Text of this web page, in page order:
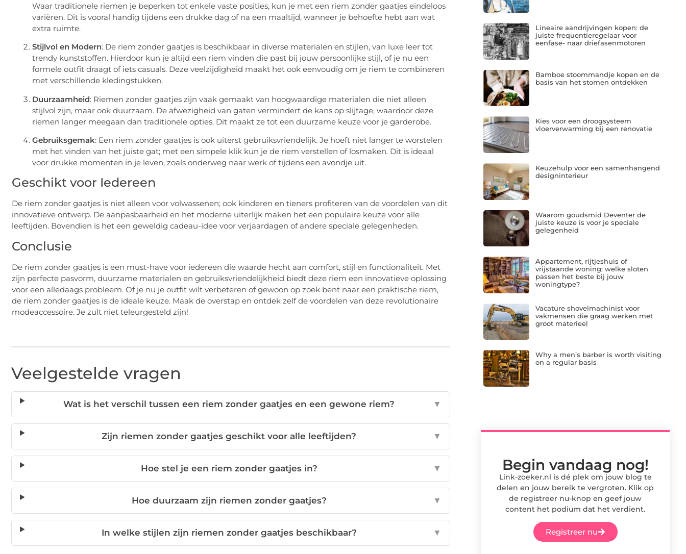
Waar traditionele riemen je beperken tot enkele vaste posities, kun je met een riem zonder gaatjes eindeloos
variëren. Dit is vooral handig tijdens een drukke dag of na een maaltijd, wanneer je behoefte hebt aan wat
extra ruimte.
Stijlvol en Modern: De riem zonder gaatjes is beschikbaar in diverse materialen en stijlen, van luxe leer tot
trendy kunststoffen. Hierdoor kun je altijd een riem vinden die past bij jouw persoonlijke stijl, of je nu een
formele outfit draagt of iets casuals. Deze veelzijdigheid maakt het ook eenvoudig om je riem te combineren
met verschillende kledingstukken.
Duurzaamheid: Riemen zonder gaatjes zijn vaak gemaakt van hoogwaardige materialen die niet alleen
stijlvol zijn, maar ook duurzaam. De afwezigheid van gaten vermindert de kans op slijtage, waardoor deze
riemen langer meegaan dan traditionele opties. Dit maakt ze tot een duurzame keuze voor je garderobe.
Gebruiksgemak: Een riem zonder gaatjes is ook uiterst gebruiksvriendelijk. Je hoeft niet langer te worstelen
met het vinden van het juiste gat; met een simpele klik kun je de riem verstellen of losmaken. Dit is ideaal
voor drukke momenten in je leven, zoals onderweg naar werk of tijdens een avondje uit.
Geschikt voor Iedereen
De riem zonder gaatjes is niet alleen voor volwassenen; ook kinderen en tieners profiteren van de voordelen van dit
innovatieve ontwerp. De aanpasbaarheid en het moderne uiterlijk maken het een populaire keuze voor alle
leeftijden. Bovendien is het een geweldig cadeau-idee voor verjaardagen of andere speciale gelegenheden.
Conclusie
De riem zonder gaatjes is een must-have voor iedereen die waarde hecht aan comfort, stijl en functionaliteit. Met
zijn perfecte pasvorm, duurzame materialen en gebruiksvriendelijkheid biedt deze riem een innovatieve oplossing
voor een alledaags probleem. Of je nu je outfit wilt verbeteren of gewoon op zoek bent naar een praktische riem,
de riem zonder gaatjes is de ideale keuze. Maak de overstap en ontdek zelf de voordelen van deze revolutionaire
modeaccessoire. Je zult niet teleurgesteld zijn!
Veelgestelde vragen
Wat is het verschil tussen een riem zonder gaatjes en een gewone riem? ▼
Zijn riemen zonder gaatjes geschikt voor alle leeftijden? ▼
Hoe stel je een riem zonder gaatjes in? ▼
Hoe duurzaam zijn riemen zonder gaatjes? ▼
In welke stijlen zijn riemen zonder gaatjes beschikbaar? ▼
Lineaire aandrijvingen kopen: de
juiste frequentieregelaar voor
eenfase- naar driefasenmotoren
Bamboe stoommandje kopen en de
basis van het stomen ontdekken
Kies voor een droogsysteem
vloerverwarming bij een renovatie
Keuzehulp voor een samenhangend
designinterieur
Waarom goudsmid Deventer de
juiste keuze is voor je speciale
gelegenheid
Appartement, rijtjeshuis of
vrijstaande woning: welke sloten
passen het beste bij jouw
woningtype?
Vacature shovelmachinist voor
vakmensen die graag werken met
groot materieel
Why a men’s barber is worth visiting
on a regular basis
Begin vandaag nog!
Link-zoeker.nl is dé plek om jouw blog te
delen en jouw bereik te vergroten. Klik op
de registreer nu-knop en geef jouw
content het podium dat het verdient.
Registreer nu